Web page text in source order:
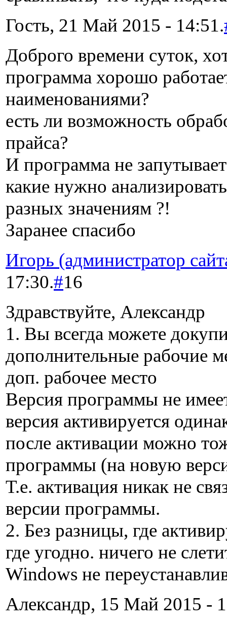
Гость, 21 Май 2015 - 14:51.
Доброго времени суток,
программа хорошо
наименованиями?
есть ли возможность
прайса?
И программа не
какие нужно
разных значениям ?!
Заранее спасибо
Игорь (администратор
17:30.#16
Здравствуйте, Александр
1. Вы всегда можете
дополнительные рабочие
доп. рабочее место
Версия программы не
версия активируется
после активации можно
программы (на новую
Т.е. активация никак не
версии программы.
2. Без разницы, где
где угодно. ничего не
Windows не
Александр, 15 Май 2015 -